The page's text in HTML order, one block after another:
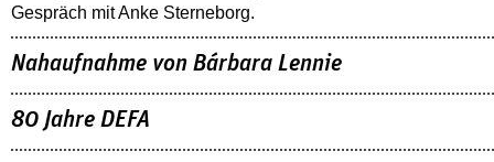
Gespräch mit Anke Sterneborg.
Nahaufnahme von Bárbara Lennie
80 Jahre DEFA